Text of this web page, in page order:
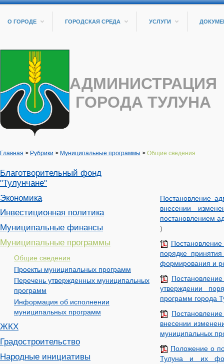
О ГОРОДЕ ГОРОДСКАЯ СРЕДА УСЛУГИ
АДМИНИСТРАЦИЯ
ГОРОДА ТУЛУНА
Главная > Рубрики > Муниципальные программы > Общие сведения
Благотворительный фонд
"Тулунчане"
Экономика
Инвестиционная политика
Муниципальные финансы
Муниципальные программы
Общие сведения
Проекты муниципальных программ
Перечень утвержденных муниципальных
программ
Информация об исполнении
муниципальных программ
ЖКХ
Градостроительство
Народные инициативы
Постановление
внесении
постановлением
)
порядке
формирования и
утверждении
программ города
внесении
муниципальных
Положение о
Тулуна и их